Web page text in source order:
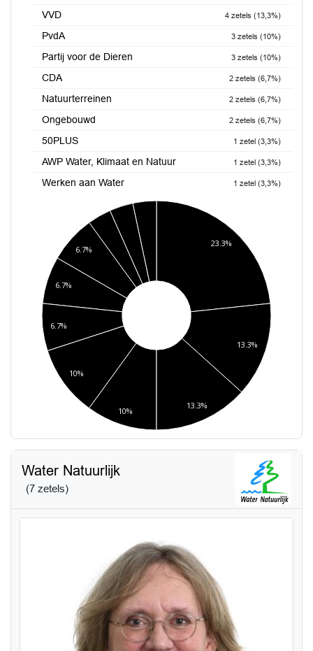
VVD 4 zetels (13,3%)
PvdA 3 zetels (10%)
Partij voor de Dieren 3 zetels (10%)
CDA 2 zetels (6,7%)
Natuurterreinen 2 zetels (6,7%)
Ongebouwd 2 zetels (6,7%)
50PLUS 1 zetel (3,3%)
AWP Water, Klimaat en Natuur 1 zetel (3,3%)
Werken aan Water 1 zetel (3,3%)
23.3%
13.3%
6.7%
6.7%
6.7%
10%
10%
13.3%
Water Natuurlijk
(7 zetels)